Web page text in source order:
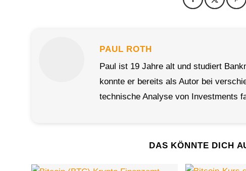
PAUL ROTH
Paul ist 19 Jahre alt und studiert
konnte er bereits als Autor bei
technische Analyse von Investments
DAS KÖNNTE DICH